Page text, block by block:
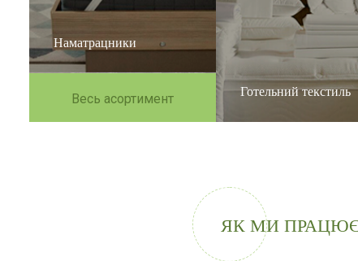
Наматрацники
Весь асортимент Готельний текстиль
ЯК МИ